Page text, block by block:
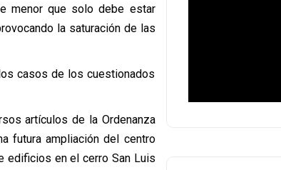
menor que solo debe estar
la saturación de las
casos de los cuestionados
artículos de la Ordenanza
futura ampliación del centro
edificios en el cerro San Luis